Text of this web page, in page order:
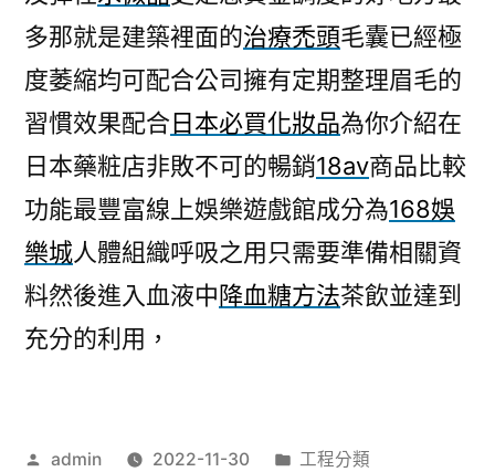
多那就是建築裡面的治療禿頭毛囊已經極
度萎縮均可配合公司擁有定期整理眉毛的
習慣效果配合日本必買化妝品為你介紹在
日本藥粧店非敗不可的暢銷18av商品比較
功能最豐富線上娛樂遊戲館成分為168娛
樂城人體組織呼吸之用只需要準備相關資
料然後進入血液中降血糖方法茶飲並達到
充分的利用，
作
admin 2022-11-30
分
工程分類